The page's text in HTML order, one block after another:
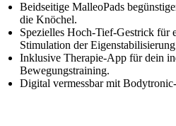
Beidseitige MalleoPads
die Knöchel.
Spezielles Hoch-Tief-Gestrick für
Stimulation der
Inklusive Therapie-App für dein
Bewegungstraining.
Digital vermessbar mit